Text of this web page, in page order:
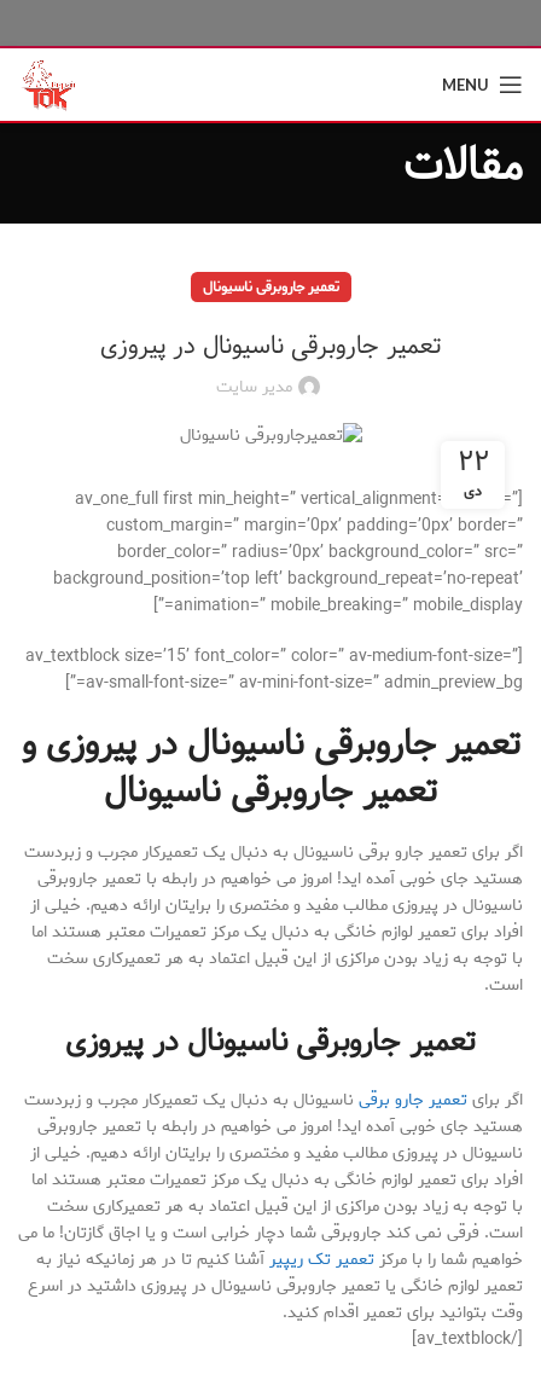
MENU
مقالات
تعمیر جاروبرقی ناسیونال
تعمیر جاروبرقی ناسیونال در پیروزی
مدیر سایت
۲۲
دی
[av_one_full first min_height=” vertical_alignment=” space=”
custom_margin=” margin=’0px’ padding=’0px’ border=”
border_color=” radius=’0px’ background_color=” src=”
background_position=’top left’ background_repeat=’no-repeat’
animation=” mobile_breaking=” mobile_display=”]
[av_textblock size=’15’ font_color=” color=” av-medium-font-size=”
av-small-font-size=” av-mini-font-size=” admin_preview_bg=”]
تعمیر جاروبرقی ناسیونال در پیروزی و
تعمیر جاروبرقی ناسیونال
اگر برای تعمیر جارو برقی ناسیونال به دنبال یک تعمیرکار مجرب و زبردست
هستید جای خوبی آمده اید! امروز می خواهیم در رابطه با تعمیر جاروبرقی
ناسیونال در پیروزی مطالب مفید و مختصری را برایتان ارائه دهیم. خیلی از
افراد برای تعمیر لوازم خانگی به دنبال یک مرکز تعمیرات معتبر هستند اما
با توجه به زیاد بودن مراکزی از این قبیل اعتماد به هر تعمیرکاری سخت
است.
تعمیر جاروبرقی ناسیونال در پیروزی
اگر برایتعمیر جارو برقی ناسیونال به دنبال یک تعمیرکار مجرب و زبردست
هستید جای خوبی آمده اید! امروز می خواهیم در رابطه با تعمیر جاروبرقی
ناسیونال در پیروزی مطالب مفید و مختصری را برایتان ارائه دهیم. خیلی از
افراد برای تعمیر لوازم خانگی به دنبال یک مرکز تعمیرات معتبر هستند اما
با توجه به زیاد بودن مراکزی از این قبیل اعتماد به هر تعمیرکاری سخت
است. فرقی نمی کند جاروبرقی شما دچار خرابی است و یا اجاق گازتان! ما می
خواهیم شما را با مرکزتعمیر تک ریپیرآشنا کنیم تا در هر زمانیکه نیاز به
تعمیر لوازم خانگی یا تعمیر جاروبرقی ناسیونال در پیروزی داشتید در اسرع
وقت بتوانید برای تعمیر اقدام کنید.
[/av_textblock]